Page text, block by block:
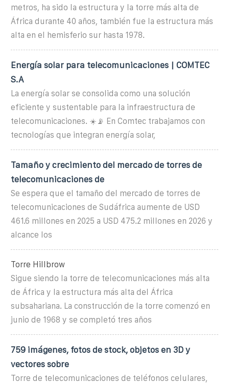
metros, ha sido la estructura y la torre más alta de
África durante 40 años, también fue la estructura más
alta en el hemisferio sur hasta 1978.
Energía solar para telecomunicaciones | COMTEC
S.A
La energía solar se consolida como una solución
eficiente y sustentable para la infraestructura de
telecomunicaciones. ☀️📡 En Comtec trabajamos con
tecnologías que integran energía solar,
Tamaño y crecimiento del mercado de torres de
telecomunicaciones de
Se espera que el tamaño del mercado de torres de
telecomunicaciones de Sudáfrica aumente de USD
461.6 millones en 2025 a USD 475.2 millones en 2026 y
alcance los
Torre Hillbrow
Sigue siendo la torre de telecomunicaciones más alta
de África y la estructura más alta del África
subsahariana. La construcción de la torre comenzó en
junio de 1968 y se completó tres años
759 imágenes, fotos de stock, objetos en 3D y
vectores sobre
Torre de telecomunicaciones de teléfonos celulares,